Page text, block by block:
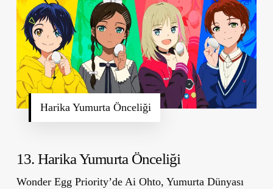
Harika Yumurta Önceliği
13. Harika Yumurta Önceliği
Wonder Egg Priority’de Ai Ohto, Yumurta Dünyası